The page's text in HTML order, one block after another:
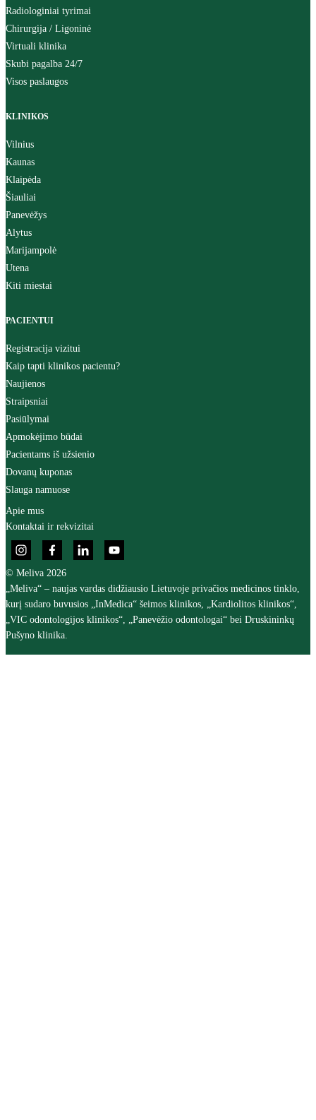
Radiologiniai tyrimai
Chirurgija / Ligoninė
Virtuali klinika
Skubi pagalba 24/7
Visos paslaugos
KLINIKOS
Vilnius
Kaunas
Klaipėda
Šiauliai
Panevėžys
Alytus
Marijampolė
Utena
Kiti miestai
PACIENTUI
Registracija vizitui
Kaip tapti klinikos pacientu?
Naujienos
Straipsniai
Pasiūlymai
Apmokėjimo būdai
Pacientams iš užsienio
Dovanų kuponas
Slauga namuose
Apie mus
Kontaktai ir rekvizitai
© Meliva 2026
„Meliva“ – naujas vardas didžiausio Lietuvoje privačios medicinos tinklo,
kurį sudaro buvusios „InMedica“ šeimos klinikos, „Kardiolitos klinikos“,
„VIC odontologijos klinikos“, „Panevėžio odontologai“ bei Druskininkų
Pušyno klinika.